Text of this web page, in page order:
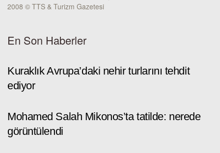
2008 © TTS & Turizm Gazetesi
En Son Haberler
Kuraklık Avrupa’daki nehir turlarını tehdit
ediyor
Mohamed Salah Mikonos’ta tatilde: nerede
görüntülendi